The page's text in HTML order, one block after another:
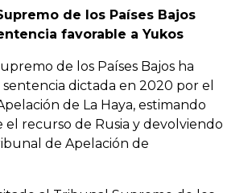
de los Países Bajos
favorable a Yukos
de los Países Bajos ha
dictada en 2020 por el
de La Haya, estimando
el recurso de Rusia y devolviendo
de Apelación de